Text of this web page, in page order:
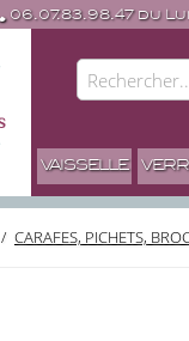
06.07.83.98.47 du
VAISSELLE
/ CARAFES, PICHETS,